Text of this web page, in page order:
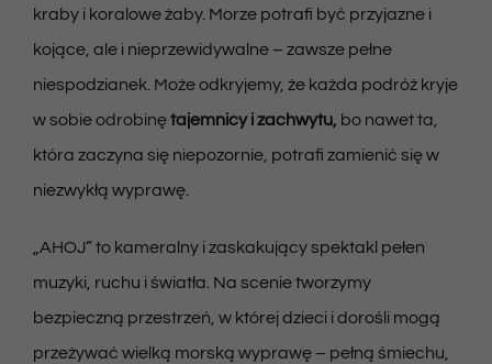
kraby i koralowe żaby. Morze potrafi być przyjazne i
kojące, ale i nieprzewidywalne – zawsze pełne
niespodzianek. Może odkryjemy, że każda podróż kryje
w sobie odrobinętajemnicy i zachwytu, bo nawet ta,
która zaczyna się niepozornie, potrafi zamienić się w
niezwykłą wyprawę.
„AHOJ” to kameralny i zaskakujący spektakl pełen
muzyki, ruchu i światła. Na scenie tworzymy
bezpieczną przestrzeń, w której dzieci i dorośli mogą
przeżywać wielką morską wyprawę – pełną śmiechu,